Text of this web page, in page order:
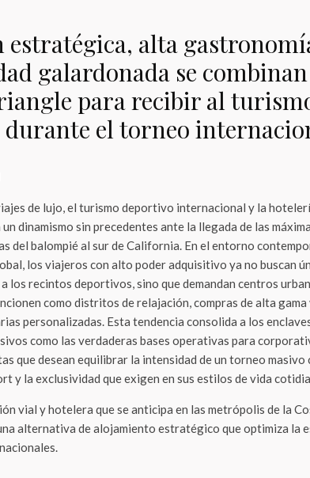
estratégica, alta
galardonada se
para recibir al
el torneo
de lujo, el turismo deportivo internacional y la
dinamismo sin precedentes ante la llegada de las
del balompié al sur de California. En el entorno
los viajeros con alto poder adquisitivo ya no buscan
los recintos deportivos, sino que demandan centros
como distritos de relajación, compras de alta gama
personalizadas. Esta tendencia consolida a los
como las verdaderas bases operativas para
que desean equilibrar la intensidad de un torneo masivo
y la exclusividad que exigen en sus estilos de vida
vial y hotelera que se anticipa en las metrópolis de la
alternativa de alojamiento estratégico que optimiza la